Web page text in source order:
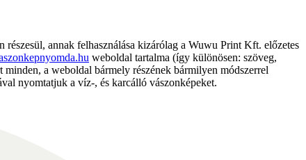
annak felhasználása kizárólag a Wuwu Print Kft. előzetes
weboldal tartalma (így különösen: szöveg,
a weboldal bármely részének bármilyen módszerrel
nyomtatjuk a víz-, és karcálló vászonképeket.